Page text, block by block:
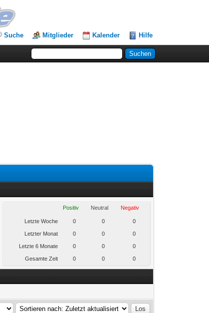
Suche Mitglieder Kalender Hilfe
Positiv Neutral Negativ
Letzte Woche 0 0 0
Letzter Monat 0 0 0
Letzte 6 Monate 0 0 0
Gesamte Zeit 0 0 0